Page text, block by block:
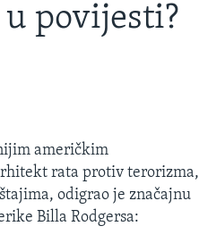
povijesti?
američkim
rata protiv terorizma,
odigrao je značajnu
Billa Rodgersa: